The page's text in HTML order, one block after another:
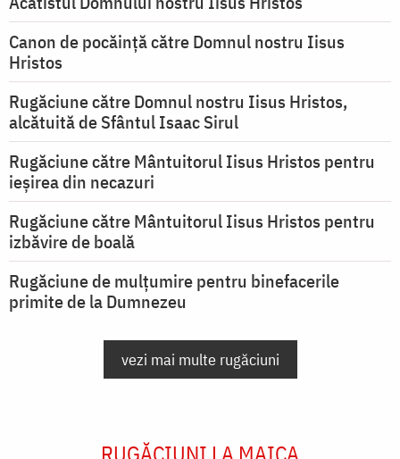
Canon de pocăință către Domnul nostru Iisus
Hristos
Rugăciune către Domnul nostru Iisus Hristos,
alcătuită de Sfântul Isaac Sirul
Rugăciune către Mântuitorul Iisus Hristos pentru
ieşirea din necazuri
Rugăciune către Mântuitorul Iisus Hristos pentru
izbăvire de boală
Rugăciune de mulțumire pentru binefacerile
primite de la Dumnezeu
vezi mai multe rugăciuni